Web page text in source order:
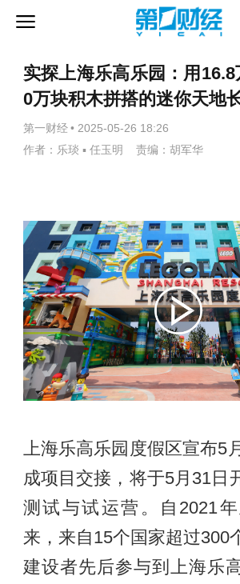
实探上海乐高乐园：用
0万块积木拼搭的迷你天地
第一财经 • 2025-05-26 18:26
作者：乐琰 ▪ 任玉明 责编：胡军华
上海乐高乐园度假区宣布5
成项目交接，将于5月31日
测试与试运营。自2021
来，来自15个国家超过300
建设者先后参与到上海乐